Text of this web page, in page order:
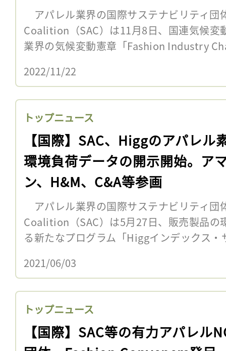
業向け
アパレル業界の国際サステナビリティ
Coalition（SAC）は11月8日、国連気候変
業界の気候変動憲章「Fashion Industry
2022/11/22
トップニュース
【国際】SAC、Higgのアパレル
環境負荷データの開示開始。ア
ン、H&M、C&A等参画
アパレル業界の国際サステナビリティ
Coalition（SAC）は5月27日、販売製品の
る新たなプログラム「Higgインデックス
2021/06/03
トップニュース
【国際】SAC等の有力アパレル